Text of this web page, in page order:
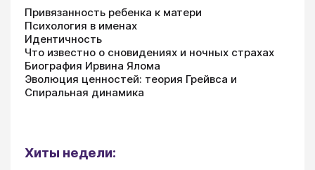
Привязанность ребенка к матери
Психология в именах
Идентичность
Что известно о сновидениях и ночных страхах
Биография Ирвина Ялома
Эволюция ценностей: теория Грейвса и
Спиральная динамика
Хиты недели: